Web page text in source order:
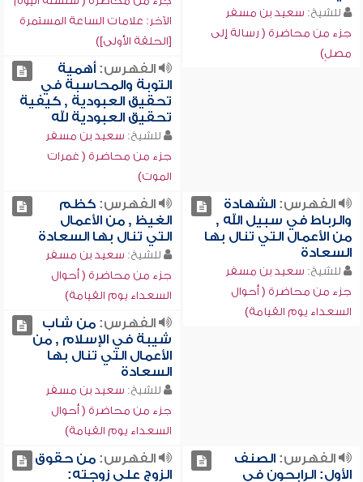
للشيخ: سعيد بن مسفر
جزء من محاضرة ( رسالة إلى
مصلٍ)
الآخر: علامات الساعة المستمرة
[الحلقة الأولى])
الفهرس:أهمية
التوبة والمحاسبة في
تحقيق العبودية , كيفية
تحقيق العبودية لله
للشيخ: سعيد بن مسفر
جزء من محاضرة ( غمرات
الموت)
الفهرس:الشهادة
والرباط في سبيل الله ,
من الأعمال التي تنال بها
السعادة
للشيخ: سعيد بن مسفر
جزء من محاضرة ( أحوال
السعداء يوم القيامة)
الفهرس:كظم
الغيظ , من الأعمال
التي تنال بها السعادة
للشيخ: سعيد بن مسفر
جزء من محاضرة ( أحوال
السعداء يوم القيامة)
الفهرس:من شاب
شيبة في الإسلام , من
الأعمال التي تنال بها
السعادة
للشيخ: سعيد بن مسفر
جزء من محاضرة ( أحوال
السعداء يوم القيامة)
الفهرس:الصنف
الأول: الرابحون في
الفهرس:من حقوق
الزوج على زوجته: